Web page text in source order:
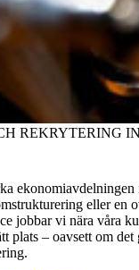
REKRYTERING
ekonomiavdelningen
eller en
jobbar vi nära våra
plats – oavsett om